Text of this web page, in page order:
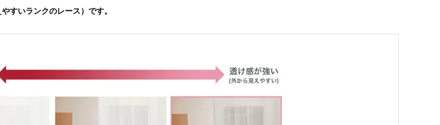
すいランクのレース）です。